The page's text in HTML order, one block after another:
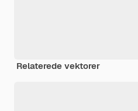
Relaterede vektorer